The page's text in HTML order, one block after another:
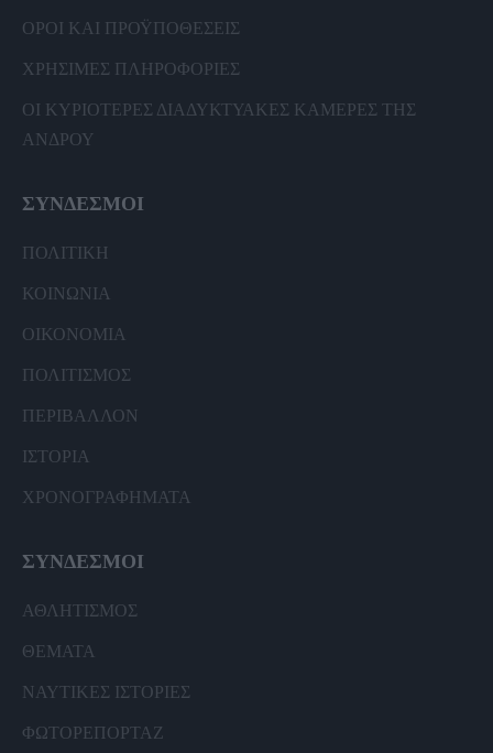
ΟΡΟΙ ΚΑΙ ΠΡΟΫΠΟΘΕΣΕΙΣ
ΧΡΗΣΙΜΕΣ ΠΛΗΡΟΦΟΡΙΕΣ
ΟΙ ΚΥΡΙΟΤΕΡΕΣ ΔΙΑΔΥΚΤΥΑΚΕΣ ΚΑΜΕΡΕΣ ΤΗΣ
ΑΝΔΡΟΥ
ΣΥΝΔΕΣΜΟΙ
ΠΟΛΙΤΙΚΗ
ΚΟΙΝΩΝΙΑ
ΟΙΚΟΝΟΜΙΑ
ΠΟΛΙΤΙΣΜΟΣ
ΠΕΡΙΒΑΛΛΟΝ
ΙΣΤΟΡΙΑ
ΧΡΟΝΟΓΡΑΦΗΜΑΤΑ
ΣΥΝΔΕΣΜΟΙ
ΑΘΛΗΤΙΣΜΟΣ
ΘΕΜΑΤΑ
ΝΑΥΤΙΚΕΣ ΙΣΤΟΡΙΕΣ
ΦΩΤΟΡΕΠΟΡΤΑΖ